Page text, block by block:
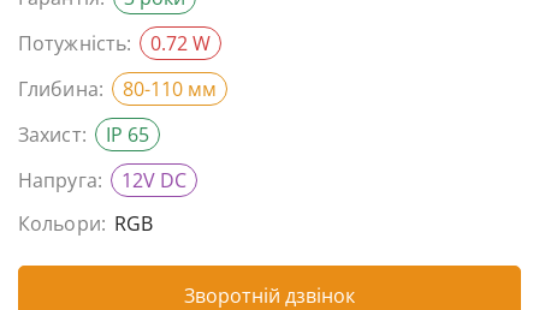
Потужність:
0.72 W
Глибина:
80-110 мм
Захист:
IP 65
Напруга:
12V DC
Кольори: RGB
Зворотній дзвінок